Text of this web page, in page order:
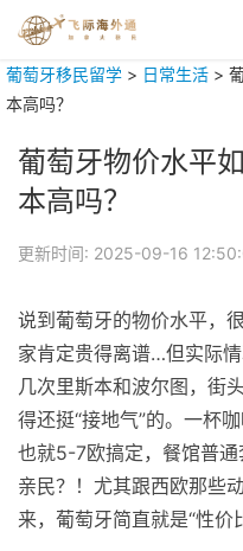
葡萄牙移民留学 > 日常生活 >
本高吗？
葡萄牙物价水平
本高吗？
更新时间: 2025-09-16
说到葡萄牙的物价水平，
家肯定贵得离谱…但实际
几次里斯本和波尔图，街
得还挺“接地气”的。一杯
也就5-7欧搞定，餐馆普
亲民？！尤其跟西欧那些
来，葡萄牙简直就是“性价